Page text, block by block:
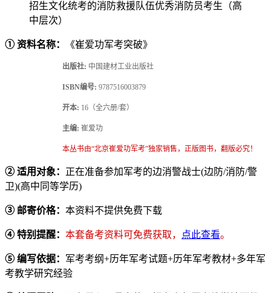
招生文化统考的消防救援队伍优秀消防员考生（高
中层次）
① 资料名称： 《崔爱功军考突破》
出版社: 中国建材工业出版社
ISBN编号: 9787516003879
开本: 16（全六册/套）
主编: 崔爱功
本丛书由“北京崔爱功军考”独家销售，正版图书，翻版必究！
② 适用对象： 正在准备参加军考的边消警战士(边防/消防/警
卫)(高中同等学历)
③ 邮寄价格： 本资料不提供免费下载
④ 特别提醒： 本套备考资料可免费获取， 点此查看。
⑤ 编写依据： 军考考纲+历年军考试题+历年军考教材+多年军
考教学研究经验